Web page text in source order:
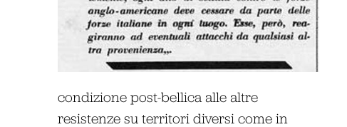
condizione post-bellica alle altre
resistenze su territori diversi come in